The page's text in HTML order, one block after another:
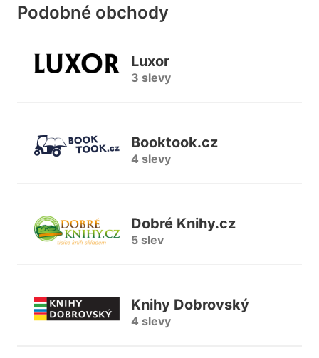
Podobné obchody
Luxor
3 slevy
Booktook.cz
4 slevy
Dobré Knihy.cz
5 slev
Knihy Dobrovský
4 slevy